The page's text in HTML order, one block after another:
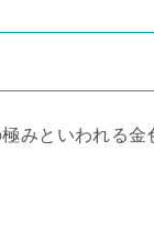
みといわれる金